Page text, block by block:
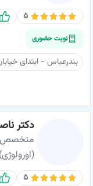
۵
نوبت حضوری
دکتر
متخصص
(اورولوژی)
۵